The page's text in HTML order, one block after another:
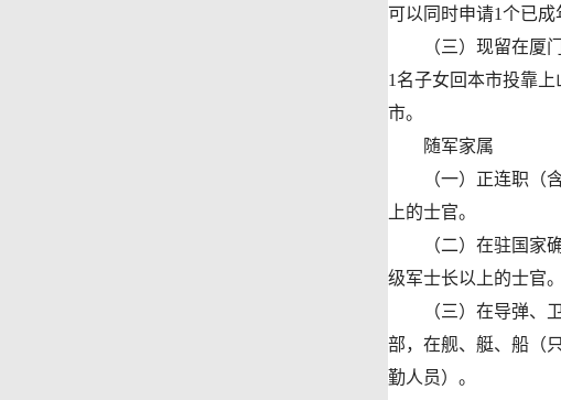
可以同时申请1个已成
（三）现留在厦门
1名子女回本市投靠
市。
随军家属
（一）正连职（含
上的士官。
（二）在驻国家确
级军士长以上的士官。
（三）在导弹、卫
部，在舰、艇、船（
勤人员）。